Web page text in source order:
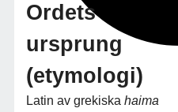
Ordets
ursprung
(etymologi)
Latin av grekiska haima